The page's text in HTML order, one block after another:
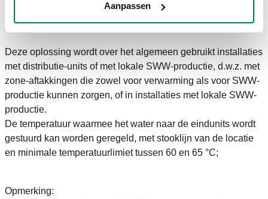
Aanpassen
installaties; in dat geval is het niet nodig om de specifieke
apparatuur voor systemen met gesloten vat te installeren.
Deze oplossing wordt over het algemeen gebruikt installaties
met distributie-units of met lokale SWW-productie, d.w.z. met
zone-aftakkingen die zowel voor verwarming als voor SWW-
productie kunnen zorgen, of in installaties met lokale SWW-
productie.
De temperatuur waarmee het water naar de eindunits wordt
gestuurd kan worden geregeld, met stooklijn van de locatie
en minimale temperatuurlimiet tussen 60 en 65 °C;
Opmerking: